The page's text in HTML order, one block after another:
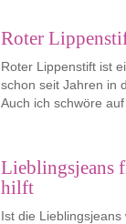
Roter
Roter Lippenstift ist
schon seit Jahren in
Auch ich schwöre auf
Lieblingsjeans
hilft
Ist die